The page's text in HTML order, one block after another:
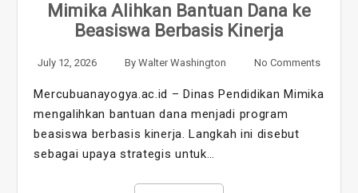
Mimika Alihkan Bantuan Dana ke
Beasiswa Berbasis Kinerja
July 12, 2026 By Walter Washington No Comments
Mercubuanayogya.ac.id – Dinas Pendidikan Mimika
mengalihkan bantuan dana menjadi program
beasiswa berbasis kinerja. Langkah ini disebut
sebagai upaya strategis untuk…